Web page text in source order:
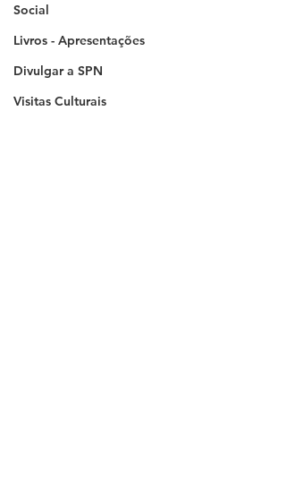
Social
Livros - Apresentações
Divulgar a SPN
Visitas Culturais